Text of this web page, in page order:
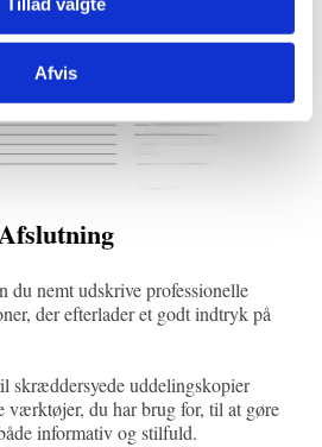
Afvis
du nemt udskrive professionelle
der efterlader et godt indtryk på
skræddersyede uddelingskopier
værktøjer, du har brug for, til at gøre
informativ og stilfuld.